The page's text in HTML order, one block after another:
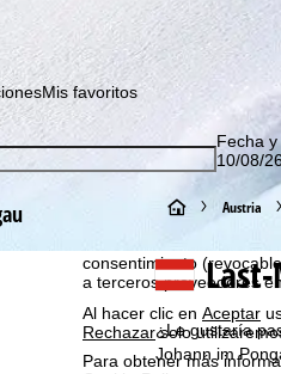
Con el fin de optimizar
GmbH, también
consentimiento
a terceros proveedores
Al hacer clic en Aceptar
Rechazarsolo
Para obtener más
Mis favoritos
Fecha
10/08/
P
á
i
Austria
¿Le gustaría
Johann im